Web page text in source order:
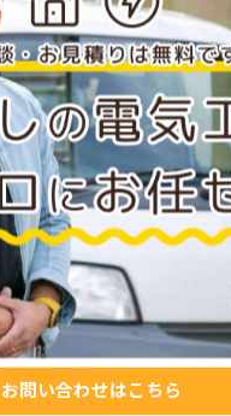
施工事例
お得情報
コラム
プライベート
最近の投稿
2026/01/15
お問い合わせはこちら